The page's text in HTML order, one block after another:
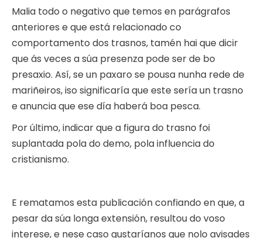
Malia todo o negativo que temos en parágrafos
anteriores e que está relacionado co
comportamento dos trasnos, tamén hai que dicir
que ás veces a súa presenza pode ser de bo
presaxio. Así, se un paxaro se pousa nunha rede de
mariñeiros, iso significaría que este sería un trasno
e anuncia que ese día haberá boa pesca.
Por último, indicar que a figura do trasno foi
suplantada pola do demo, pola influencia do
cristianismo.
E rematamos esta publicación confiando en que, a
pesar da súa longa extensión, resultou do voso
interese, e nese caso gustaríanos que nolo avisades